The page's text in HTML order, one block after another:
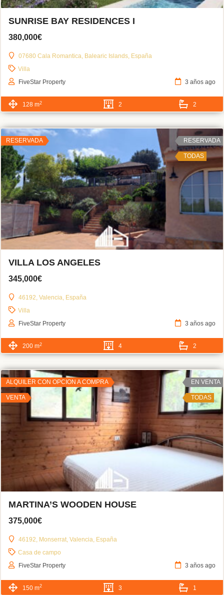
SUNRISE BAY RESIDENCES I
380,000€
07680 Cala Romantica, Balearic Islands, España
Villa
FiveStar Property
3 años ago
128 m2 2 2
RESERVADA RESERVADA
TODAS
VILLA LOS ANGELES
345,000€
46192, Valencia, España
Villa
FiveStar Property
3 años ago
200 m2 4 2
ALQUILER CON OPCION A COMPRA
VENTA
EN VENTA
TODAS
MARTINA’S WOODEN HOUSE
375,000€
46192, Monserrat, Valencia, España
Casa de campo
FiveStar Property
3 años ago
150 m2 3 1